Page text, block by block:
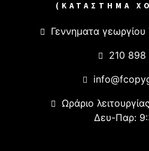
(ΚΑΤΑΣΤΗΜΑ
Γεννηματα
210
Ωράριο
Δευ-Παρ: